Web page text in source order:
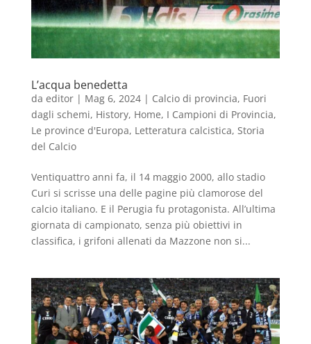
L’acqua benedetta
da editor| Mag 6, 2024| Calcio di provincia, Fuori
dagli schemi, History, Home, I Campioni di Provincia,
Le province d'Europa, Letteratura calcistica, Storia
del Calcio
Ventiquattro anni fa, il 14 maggio 2000, allo stadio
Curi si scrisse una delle pagine più clamorose del
calcio italiano. E il Perugia fu protagonista. All’ultima
giornata di campionato, senza più obiettivi in
classifica, i grifoni allenati da Mazzone non si...